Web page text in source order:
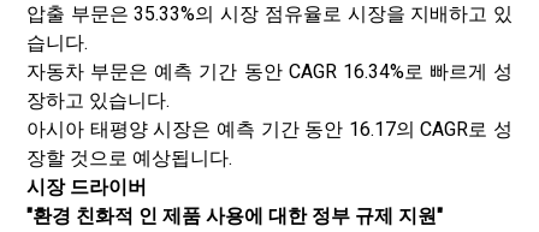
압출 부문은 35.33%의 시장 점유율로 시장을 지배하고 있
습니다.
자동차 부문은 예측 기간 동안 CAGR 16.34%로 빠르게 성
장하고 있습니다.
아시아 태평양 시장은 예측 기간 동안 16.17의 CAGR로 성
장할 것으로 예상됩니다.
시장 드라이버
"환경 친화적 인 제품 사용에 대한 정부 규제 지원"